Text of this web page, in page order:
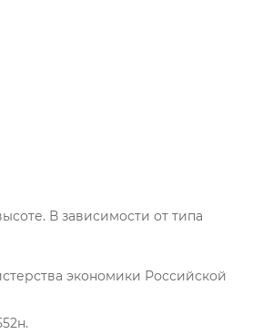
В зависимости от типа
экономики Российской